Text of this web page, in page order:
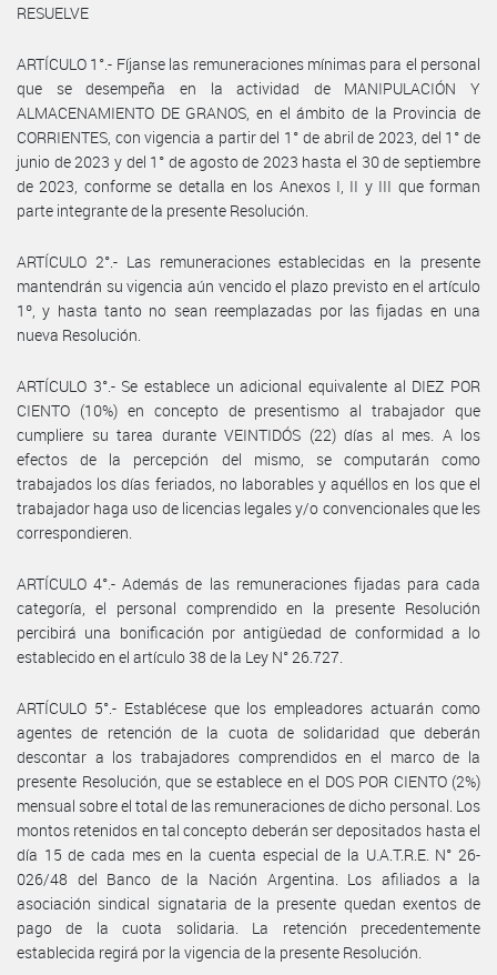
RESUELVE
ARTÍCULO 1°.- Fíjanse las remuneraciones mínimas para el personal
que se desempeña en la actividad de MANIPULACIÓN Y
ALMACENAMIENTO DE GRANOS, en el ámbito de la Provincia de
CORRIENTES, con vigencia a partir del 1° de abril de 2023, del 1° de
junio de 2023 y del 1° de agosto de 2023 hasta el 30 de septiembre
de 2023, conforme se detalla en los Anexos I, II y III que forman
parte integrante de la presente Resolución.
ARTÍCULO 2°.- Las remuneraciones establecidas en la presente
mantendrán su vigencia aún vencido el plazo previsto en el artículo
1º, y hasta tanto no sean reemplazadas por las fijadas en una
nueva Resolución.
ARTÍCULO 3°.- Se establece un adicional equivalente al DIEZ POR
CIENTO (10%) en concepto de presentismo al trabajador que
cumpliere su tarea durante VEINTIDÓS (22) días al mes. A los
efectos de la percepción del mismo, se computarán como
trabajados los días feriados, no laborables y aquéllos en los que el
trabajador haga uso de licencias legales y/o convencionales que les
correspondieren.
ARTÍCULO 4°.- Además de las remuneraciones fijadas para cada
categoría, el personal comprendido en la presente Resolución
percibirá una bonificación por antigüedad de conformidad a lo
establecido en el artículo 38 de la Ley N° 26.727.
ARTÍCULO 5°.- Establécese que los empleadores actuarán como
agentes de retención de la cuota de solidaridad que deberán
descontar a los trabajadores comprendidos en el marco de la
presente Resolución, que se establece en el DOS POR CIENTO (2%)
mensual sobre el total de las remuneraciones de dicho personal. Los
montos retenidos en tal concepto deberán ser depositados hasta el
día 15 de cada mes en la cuenta especial de la U.A.T.R.E. N° 26-
026/48 del Banco de la Nación Argentina. Los afiliados a la
asociación sindical signataria de la presente quedan exentos de
pago de la cuota solidaria. La retención precedentemente
establecida regirá por la vigencia de la presente Resolución.